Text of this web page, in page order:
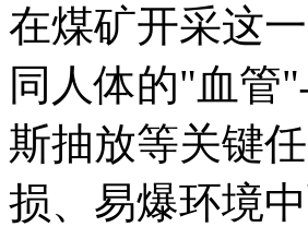
在煤矿开采这
同人体的"血管
斯抽放等关键
损、易爆环境